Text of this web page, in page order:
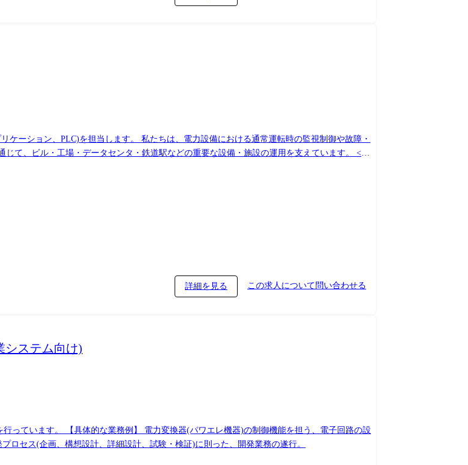
ーション、PLC)を担当します。 私たちは、電力設備における通常運転時の監視制御や故障・
て、ビル・工場・データセンタ・鉄道駅などの重要な設備・施設の運用を支えています。 <具
Works) ・タッチパネル:GOT(GT-Works) ・アプリケーションプログラミング言語:Python・C♯・
向試験を行うことがあります。 【使用言語・ツール等】 ・2D CADを用いた電気設計経験(配
詳細を見る この求人について問い合わせる
システム向け)
っています。 【具体的な業務例】 電力変換器(パワエレ機器)の制御機能を担う、電子回路の設
ロセス(企画、構想設計、詳細設計、試験・検証)に則った、開発業務の遂行。